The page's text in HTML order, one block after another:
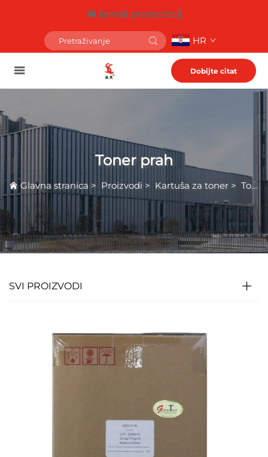
[email protected]
HR
Dobijte citat
Toner prah
Glavna stranica > Proizvodi > Kartuša za toner > Toner prah
SVI PROIZVODI